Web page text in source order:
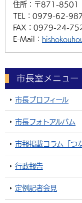
住所： 〒871-8501
TEL： 0979-62-
FAX： 0979-24-
E-Mail：
市長室メニュー
市長プロフィール
市長フォトアルバム
市報掲載コラム「つ
行政報告
定例記者会見